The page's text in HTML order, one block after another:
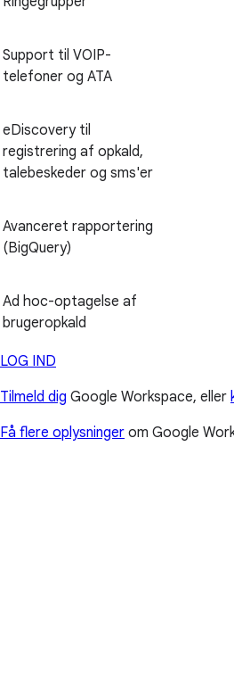
Support til VOIP-
telefoner og ATA
eDiscovery til
registrering af opkald,
talebeskeder og sms'er
Avanceret rapportering
(BigQuery)
Ad hoc-optagelse af
brugeropkald
LOG IND
Tilmeld dig Google Workspace, eller
Få flere oplysninger om Google